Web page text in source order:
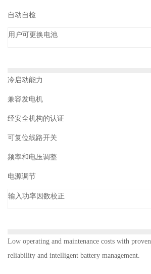
自动自检
用户可更换电池
冷启动能力
兼容发电机
经安全机构的认证
可复位线路开关
频率和电压调整
电源调节
输入功率因数校正
Low operating and maintenance costs with proven
reliability and intelligent battery management.